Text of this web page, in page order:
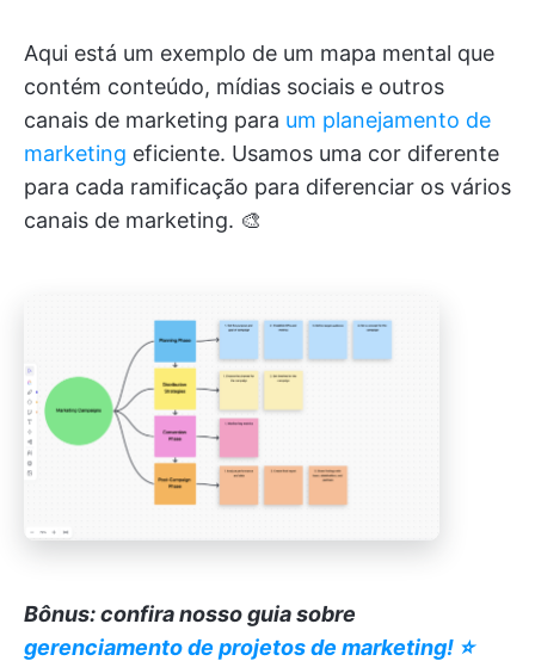
Aqui está um exemplo de um mapa mental que
contém conteúdo, mídias sociais e outros
canais de marketing para um planejamento de
marketing eficiente. Usamos uma cor diferente
para cada ramificação para diferenciar os vários
canais de marketing. 🎨
Bônus: confira nosso guia sobre
gerenciamento de projetos de marketing! ⭐️